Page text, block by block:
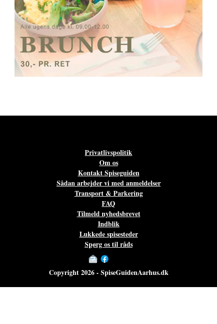
Privatlivspolitik
Om os
Kontakt Spiseguiden
Sådan arbejder vi med anmeldelser
Transport & Parkering
FAQ
Tilmeld nyhedsbrevet
Indblik
Lukkede spisesteder
Spørg os til råds
Copyright 2026 - SpiseGuidenAarhus.dk